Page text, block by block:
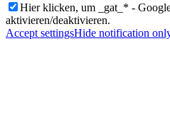
Hier klicken, um _gat_* -
aktivieren/deaktivieren.
Accept settingsHide notification